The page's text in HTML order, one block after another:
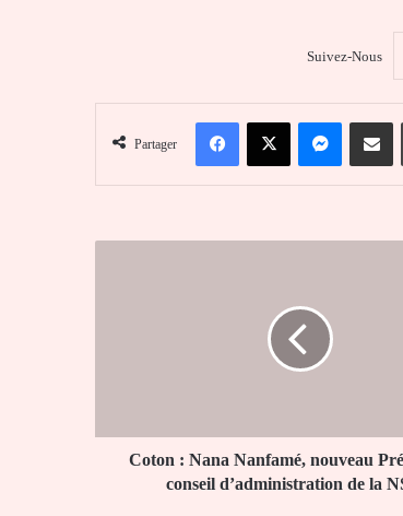
Suivez-Nous
Partager
FacebookX Messenger
de
Coton : Nana Nanfamé, nouveau
conseil d’administration de la